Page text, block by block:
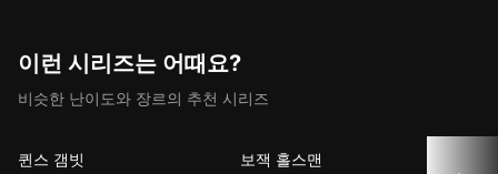
이런 시리즈는 어때요?
비슷한 난이도와 장르의 추천 시리즈
퀸스 갬빗 보잭 홀스맨